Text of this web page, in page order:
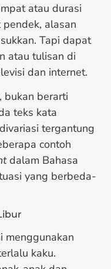
atau durasi
alasan
Tapi dapat
atau tulisan di
dan internet.
bukan berarti
teks kata
tergantung
contoh
dalam Bahasa
yang berbeda-
menggunakan
kaku.